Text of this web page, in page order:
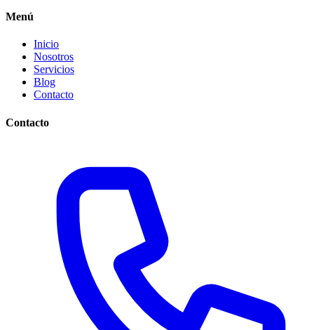
Menú
Inicio
Nosotros
Servicios
Blog
Contacto
Contacto